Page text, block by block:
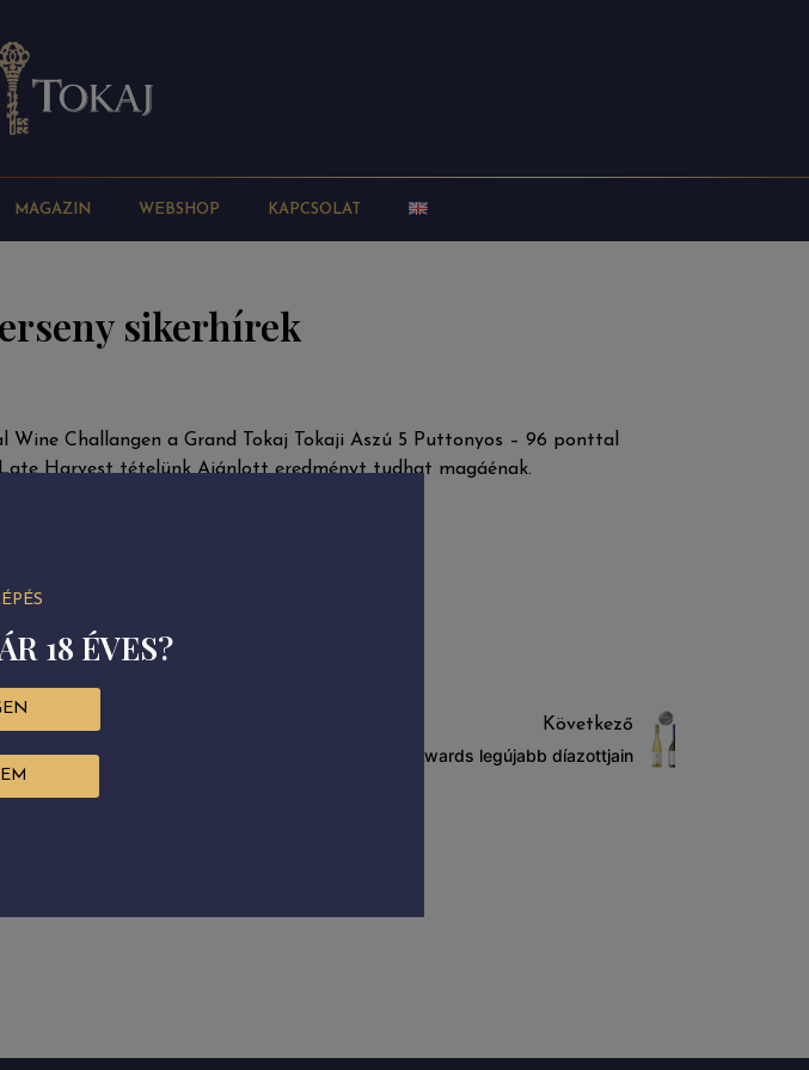
MAGAZIN WEBSHOP KAPCSOLAT
sikerhírek
Challangen a Grand Tokaj Tokaji Aszú 5 Puttonyos – 96 ponttal
Harvest tételünk Ajánlott eredményt tudhat magáénak.
BORÁSZÁVAL
Következő
Ezüstösen csillog az érem a Decanter World Wine Awards legújabb díazottjain
18 ÉVES?